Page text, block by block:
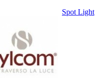
Spot Light